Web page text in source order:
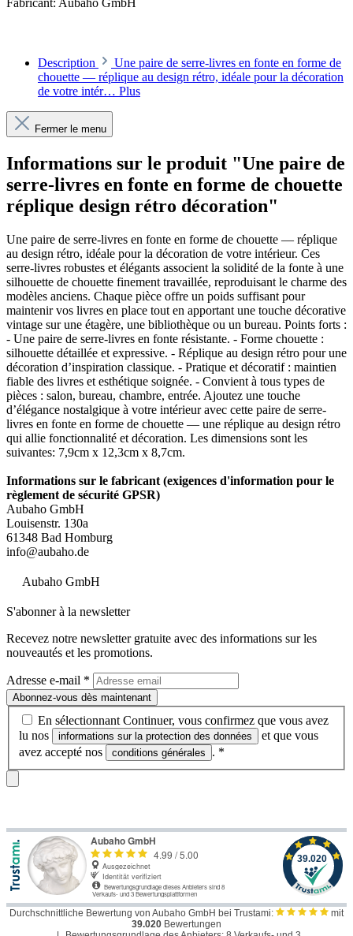
Fabricant: Aubaho GmbH
Description
Une paire de serre-livres en fonte en forme de
chouette — réplique au design rétro, idéale pour la décoration
de votre intér… Plus
Fermer le menu
Informations sur le produit "Une paire de
serre-livres en fonte en forme de chouette
réplique design rétro décoration"
Une paire de serre-livres en fonte en forme de chouette — réplique
au design rétro, idéale pour la décoration de votre intérieur. Ces
serre-livres robustes et élégants associent la solidité de la fonte à une
silhouette de chouette finement travaillée, reproduisant le charme des
modèles anciens. Chaque pièce offre un poids suffisant pour
maintenir vos livres en place tout en apportant une touche décorative
vintage sur une étagère, une bibliothèque ou un bureau. Points forts :
- Une paire de serre-livres en fonte résistante. - Forme chouette :
silhouette détaillée et expressive. - Réplique au design rétro pour une
décoration d’inspiration classique. - Pratique et décoratif : maintien
fiable des livres et esthétique soignée. - Convient à tous types de
pièces : salon, bureau, chambre, entrée. Ajoutez une touche
d’élégance nostalgique à votre intérieur avec cette paire de serre-
livres en fonte en forme de chouette — une réplique au design rétro
qui allie fonctionnalité et décoration. Les dimensions sont les
suivantes: 7,9cm x 12,3cm x 8,7cm.
Informations sur le fabricant (exigences d'information pour le
règlement de sécurité GPSR)
Aubaho GmbH
Louisenstr. 130a
61348 Bad Homburg
info@aubaho.de
Aubaho GmbH
S'abonner à la newsletter
Recevez notre newsletter gratuite avec des informations sur les
nouveautés et les promotions.
Adresse e-mail *
Abonnez-vous dès maintenant
En sélectionnant Continuer, vous confirmez que vous avez
lu nos
informations sur la protection des données
et que vous
avez accepté nos
conditions générales . *
Durchschnittliche Bewertung von Aubaho GmbH bei Trustami:
mit
39.020 Bewertungen